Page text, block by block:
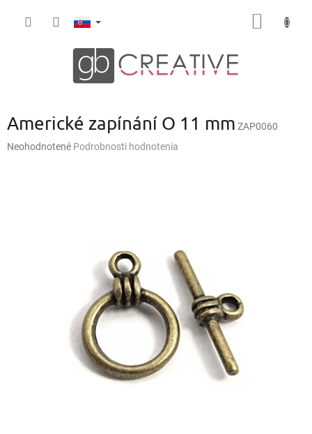
Americké zapínání O 11 mm ZAP0060
Priemerné
Neohodnotené Podrobnosti hodnotenia